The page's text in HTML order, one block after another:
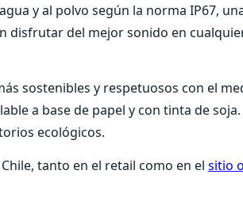
y al polvo según la norma IP67,
disfrutar del mejor sonido en
sostenibles y respetuosos con el
a base de papel y con tinta de
ecológicos.
tanto en el retail como en el sitio